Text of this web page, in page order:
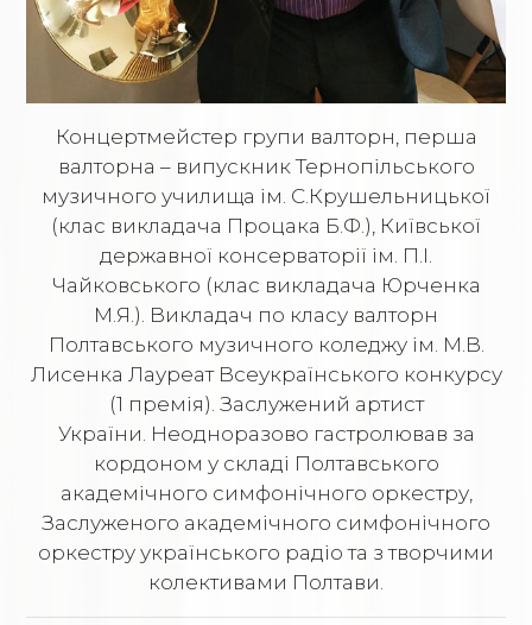
Концертмейстер групи валторн, перша
валторна – випускник Тернопільського
музичного училища ім. С.Крушельницької
(клас викладача Процака Б.Ф.), Київської
державної консерваторії ім. П.І.
Чайковського (клас викладача Юрченка
М.Я.). Викладач по класу валторн
Полтавського музичного коледжу ім. М.В.
Лисенка Лауреат Всеукраїнського конкурсу
(1 премія). Заслужений артист
України. Неодноразово гастролював за
кордоном у складі Полтавського
академічного симфонічного оркестру,
Заслуженого академічного симфонічного
оркестру українського радіо та з творчими
колективами Полтави.